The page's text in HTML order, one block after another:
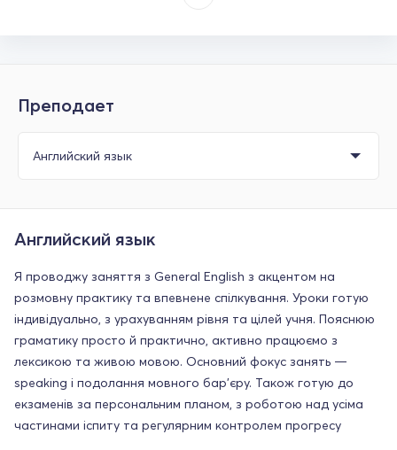
Преподает
Английский язык
Я проводжу заняття з General English з акцентом на
розмовну практику та впевнене спілкування. Уроки готую
індивідуально, з урахуванням рівня та цілей учня. Пояснюю
граматику просто й практично, активно працюємо з
лексикою та живою мовою. Основний фокус занять —
speaking і подолання мовного бар’єру. Також готую до
екзаменів за персональним планом, з роботою над усіма
частинами іспиту та регулярним контролем прогресу